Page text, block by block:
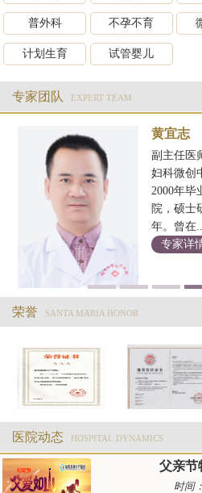
普外科 不孕不育
计划生育 试管婴儿
专家团队 EXPERT TEAM
黄宜志
副主任医
妇科微创
2000年毕
院，硕士
年。曾在
专家详
荣誉 SANTA MARIA HONOR
医院动态 HOSPITAL DYNAMICS
父亲节
时间